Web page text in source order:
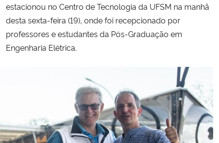
Controladoria-Geral da União
Ministério da Mulher, da Família e dos Direitos Humanos
Gabinete de Segurança Institucional
Advocacia-Geral da União
estacionou no Centro de Tecnologia da UFSM na manhã
desta sexta-feira (19), onde foi recepcionado por
professores e estudantes da Pós-Graduação em
Engenharia Elétrica.